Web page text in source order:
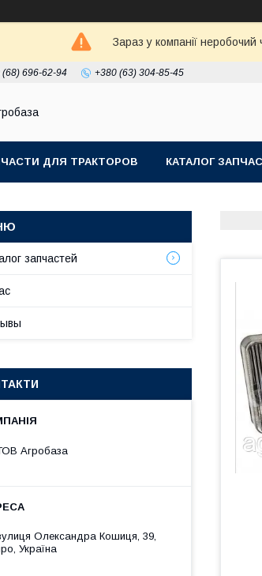
Зараз у компанії
(68) 696-62-94 +380 (63) 304-85-45
ДЛЯ ТРАКТОРОВ КАТАЛОГ
запчастей
Агробаза
Олександра Кошиця, 39,
Україна